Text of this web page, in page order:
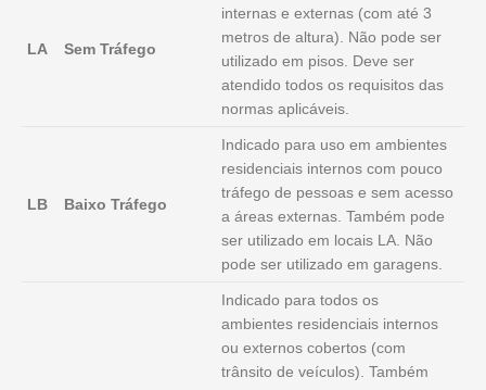
LA Sem Tráfego
internas e externas (com até 3
metros de altura). Não pode ser
utilizado em pisos. Deve ser
atendido todos os requisitos das
normas aplicáveis.
LB Baixo Tráfego
Indicado para uso em ambientes
residenciais internos com pouco
tráfego de pessoas e sem acesso
a áreas externas. Também pode
ser utilizado em locais LA. Não
pode ser utilizado em garagens.
Indicado para todos os
ambientes residenciais internos
ou externos cobertos (com
trânsito de veículos). Também